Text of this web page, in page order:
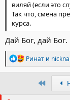
виляй (если это
Так что, смена
курса.
Дай Бог, дай Бог.
Р
е
а
Ринат и